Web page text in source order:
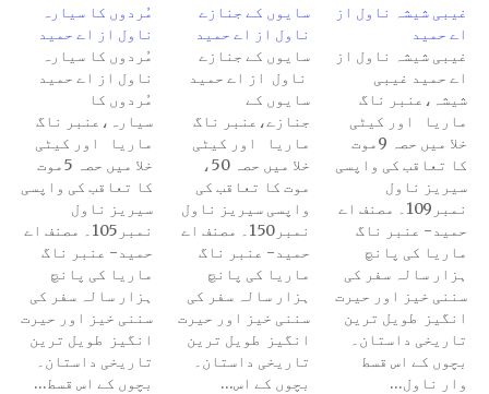
مُردوں کا سیارہ
ناول از اے حمید
مُردوں کا سیارہ
ناول از اے حمید
مُردوں کا
سیارہ،عنبر ناگ
ماریا اور کیٹی
خلا میں حصہ 5موت
کا تعاقب کی واپسی
سیریز ناول
نمبر105۔ مصنف اے
حمید- عنبر ناگ
ماریا کی پانچ
ہزار سالہ سفر کی
سننی خیز اور حیرت
انگیز طویل ترین
تاریخی داستان۔
بچوں کے اس قسط…
سایوں کے جنازے
ناول از اے حمید
سایوں کے جنازے
ناول از اے حمید
سایوں کے
جنازے،عنبر ناگ
ماریا اور کیٹی
خلا میں حصہ 50،
موت کا تعاقب کی
واپسی سیریز ناول
نمبر150۔ مصنف اے
حمید- عنبر ناگ
ماریا کی پانچ
ہزار سالہ سفر کی
سننی خیز اور حیرت
انگیز طویل ترین
تاریخی داستان۔
بچوں کے اس…
غیبی شیشہ ناول از
اے حمید
غیبی شیشہ ناول از
اے حمید غیبی
شیشہ،عنبر ناگ
ماریا اور کیٹی
خلا میں حصہ 9موت
کا تعاقب کی واپسی
سیریز ناول
نمبر109۔ مصنف اے
حمید- عنبر ناگ
ماریا کی پانچ
ہزار سالہ سفر کی
سننی خیز اور حیرت
انگیز طویل ترین
تاریخی داستان۔
بچوں کے اس قسط
وار ناول…